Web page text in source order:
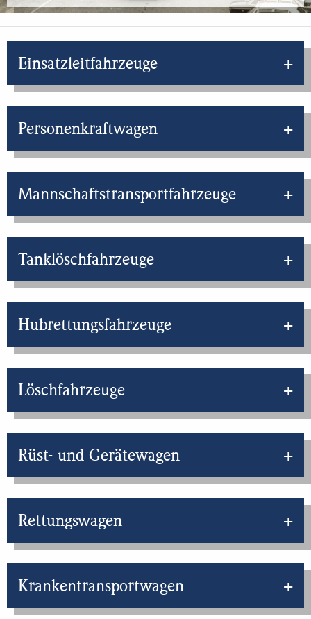
Einsatzleitfahrzeuge
Personenkraftwagen
Mannschaftstransportfahrzeuge
Tanklöschfahrzeuge
Hubrettungsfahrzeuge
Löschfahrzeuge
Rüst- und Gerätewagen
Rettungswagen
Krankentransportwagen